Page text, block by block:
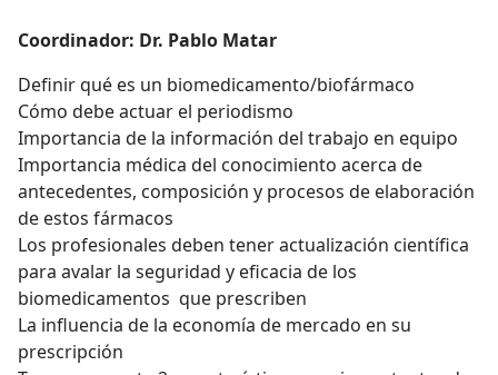
Coordinador: Dr. Pablo Matar
Definir qué es un biomedicamento/biofármaco
Cómo debe actuar el periodismo
Importancia de la información del trabajo en equipo
Importancia médica del conocimiento acerca de
antecedentes, composición y procesos de elaboración
de estos fármacos
Los profesionales deben tener actualización científica
para avalar la seguridad y eficacia de los
biomedicamentos que prescriben
La influencia de la economía de mercado en su
prescripción